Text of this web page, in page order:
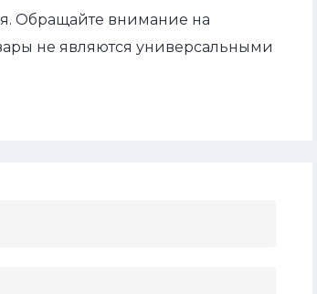
Обращайте внимание на
не являются универсальными